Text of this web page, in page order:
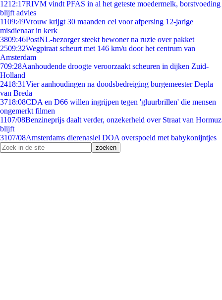
1212:17RIVM vindt PFAS in al het geteste moedermelk, borstvoeding
blijft advies
1109:49Vrouw krijgt 30 maanden cel voor afpersing 12-jarige
misdienaar in kerk
3809:46PostNL-bezorger steekt bewoner na ruzie over pakket
2509:32Wegpiraat scheurt met 146 km/u door het centrum van
Amsterdam
709:28Aanhoudende droogte veroorzaakt scheuren in dijken Zuid-
Holland
2418:31Vier aanhoudingen na doodsbedreiging burgemeester Depla
van Breda
3718:08CDA en D66 willen ingrijpen tegen 'gluurbrillen' die mensen
ongemerkt filmen
1107/08Benzineprijs daalt verder, onzekerheid over Straat van Hormuz
blijft
3107/08Amsterdams dierenasiel DOA overspoeld met babykonijntjes